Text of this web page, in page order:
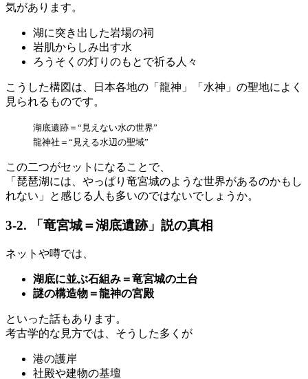
気があります。
湖に突き出した岩場の祠
岩肌からしみ出す水
ろうそくの灯りのもとで祈る人々
こうした構図は、日本各地の「龍神」「水神」の聖地によく
見られるものです。
湖底遺跡＝“見えない水の世界”
龍神社＝“見える水辺の聖域”
この二つがセットになることで、
「琵琶湖には、やっぱり竜宮城のような世界があるのかもし
れない」と感じる人も多いのではないでしょうか。
3-2. 「竜宮城＝湖底遺跡」説の真相
ネットや噂では、
湖底に並ぶ石組み＝竜宮城の土台
謎の構造物＝龍神の宮殿
といった話もあります。
考古学的な見方では、そうした多くが
港の護岸
社殿や建物の基壇